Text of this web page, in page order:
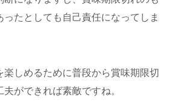
たとしても自己責任になってしま
しめるために普段から賞味期限切
ができれば素敵ですね。